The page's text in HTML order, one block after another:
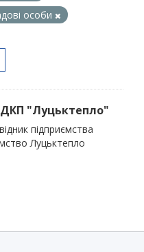
особи
ДКП "Луцьктепло"
підприємства
Луцьктепло